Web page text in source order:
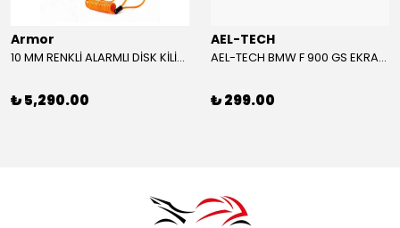
Armor
10 MM RENKLİ ALARMLI DİSK KİLİDİ YENİ VERSİYON
₺ 5,290.00
AEL-TECH
AEL-TECH BMW F 900 GS EKRAN/GÖSTERGE KORUYUCU 2024-2025
₺ 299.00